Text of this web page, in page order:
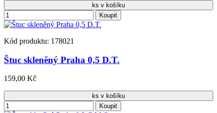
ks v košíku
Koupit
Kód produktu: 178021
Štuc skleněný Praha 0,5 D.T.
159,00 Kč
ks v košíku
Koupit